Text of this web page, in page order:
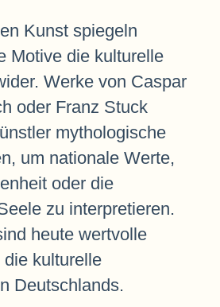
Kunst spiegeln
Motive die kulturelle
Werke von Caspar
oder Franz Stuck
mythologische
um nationale Werte,
oder die
zu interpretieren.
heute wertvolle
kulturelle
Deutschlands.